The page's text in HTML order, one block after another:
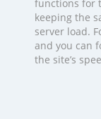
functions for
keeping the
server load.
and you can
the site’s